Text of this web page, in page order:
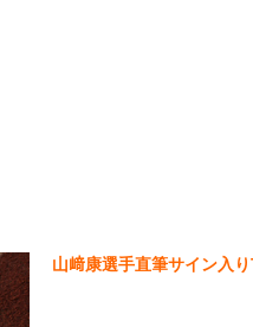
山﨑康選手直筆サイン入